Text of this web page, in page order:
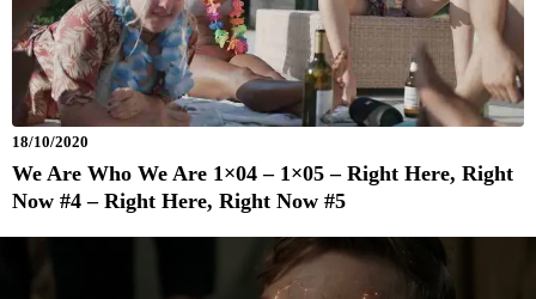
18/10/2020
We Are Who We Are 1×04 – 1×05 – Right Here, Right
Now #4 – Right Here, Right Now #5